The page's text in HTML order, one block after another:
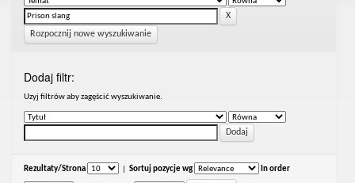
Rozpocznij nowe wyszukiwanie
Dodaj filtr:
Uzyj filtrów aby zagęścić wyszukiwanie.
Rezultaty/Strona Sortuj pozycje wg In order